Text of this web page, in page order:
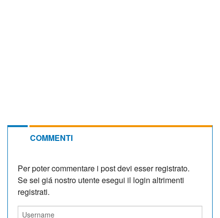
COMMENTI
Per poter commentare i post devi esser registrato.
Se sei giá nostro utente esegui il login altrimenti
registrati.